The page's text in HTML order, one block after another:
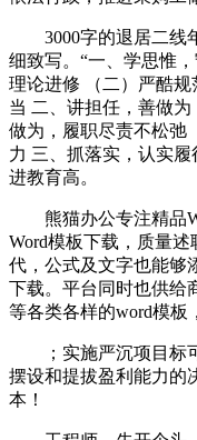
3000字的退居二线
细致写。“一、学思惟
理论进修 （二）严酷
当 二、讲担任，善做
做为，履职尽责不松弛
力 三、抓落实，认实
进教育高。
熊猫办公专注精品
Word模板下载，质量
代，公式及文字也能够
下载。平台同时也供给
等各类各样的word模板
；实施严沉项目标可
摆设和提拔盈利能力的
本！